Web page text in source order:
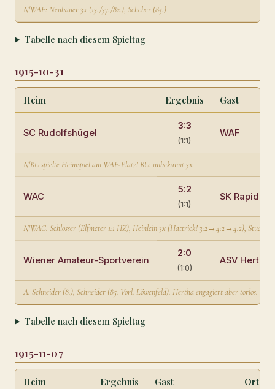
N'WAF: Neubauer 3x (13./37./82.), Schober (85.)
Tabelle nach diesem Spieltag
1915-10-31
Heim Ergebnis Gast
SC Rudolfshügel
3:3
(1:1)
WAF
N'RU spielte Heimspiel am WAF-Platz! RU: unbekannt 3x
WAC
5:2
(1:1)
SK Rapid
N'WAC: Schlosser (Elfmeter 1:1 HZ), Heinlein 3x (Hattrick! 3:2→4:2→4:2),
Wiener Amateur-Sportverein
2:0
(1:0)
ASV Hertha
A: Schneider (8.), Schneider (85. Vorl. Löwenfeld). Hertha engagiert aber torlos. SR:
Tabelle nach diesem Spieltag
1915-11-07
Heim Ergebnis Gast Ort